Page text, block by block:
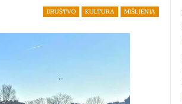
DRUŠTVO KULTURA MIŠLJENJA